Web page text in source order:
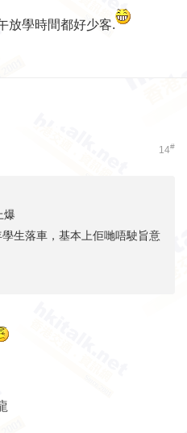
放學時間都好少客.
14#
爆
生落車，基本上佢哋唔駛旨意